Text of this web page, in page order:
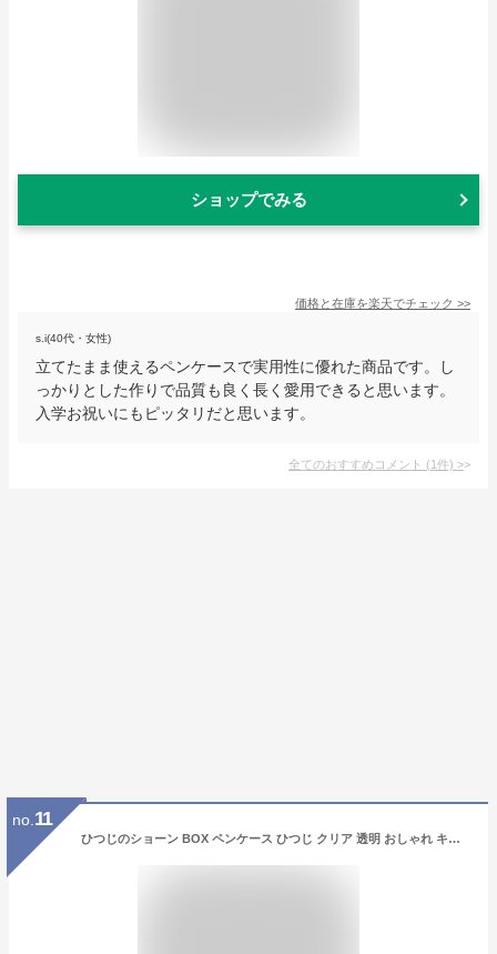
ショップでみる
価格と在庫を楽天でチェック >>
s.i(40代・女性)
立てたまま使えるペンケースで実用性に優れた商品です。し
っかりとした作りで品質も良く長く愛用できると思います。
入学お祝いにもピッタリだと思います。
全てのおすすめコメント (1件) >
no. 11
ひつじのショーン BOX ペンケース ひつじ クリア 透明 おしゃれ キャラ 女の子 男の子 学生 小学校 中学校 使いやすい 男子 女子 ペンポーチ 筆箱 ふでばこ 入学祝 卒業祝い キャラ クリア キャラクター ボックス ペン 文房具 黒 グレー シンプル ポーチ 小物入れ